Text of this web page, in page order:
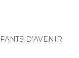
D’AVENIR